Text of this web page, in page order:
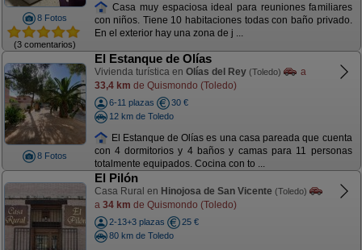
8 Fotos
(3 comentarios)
Casa muy espaciosa ideal para reuniones familiares
con niños. Tiene 10 habitaciones todas con baño privado.
En el exterior hay una zona de j ...
8 Fotos
El Estanque de Olías
Vivienda turística en Olías del Rey (Toledo)
a
33,4 km de Quismondo (Toledo)
6-11 plazas
30 €
12 km de Toledo
El Estanque de Olías es una casa pareada que cuenta
con 4 dormitorios y 4 baños y camas para 11 personas
totalmente equipados. Cocina con to ...
El Pilón
Casa Rural en Hinojosa de San Vicente (Toledo)
a 34 km de Quismondo (Toledo)
2-13+3 plazas
25 €
80 km de Toledo